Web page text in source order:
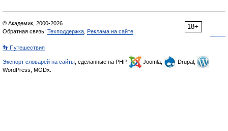
18+
© Академик, 2000-2026
Обратная связь: Техподдержка Реклама на сайте
👣 Путешествия
Экспорт словарей на сайты , сделанные на PHP, Joomla,
Drupal,
WordPress, MODx.